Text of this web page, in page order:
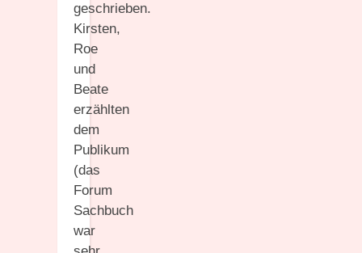
geschrieben.
Kirsten,
Roe
und
Beate
erzählten
dem
Publikum
(das
Forum
Sachbuch
war